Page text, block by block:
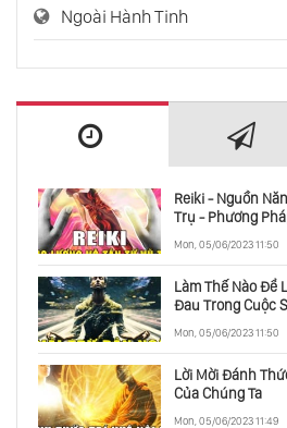
Ngoài Hành Tinh
Reiki - Nguồn
Trụ - Phương
Mon, 05/06/2023 11:50
Làm Thế Nào Để
Đau Trong Cuộc
Mon, 05/06/2023 11:50
Lời Mời Đánh
Của Chúng Ta
Mon, 05/06/2023 11:49